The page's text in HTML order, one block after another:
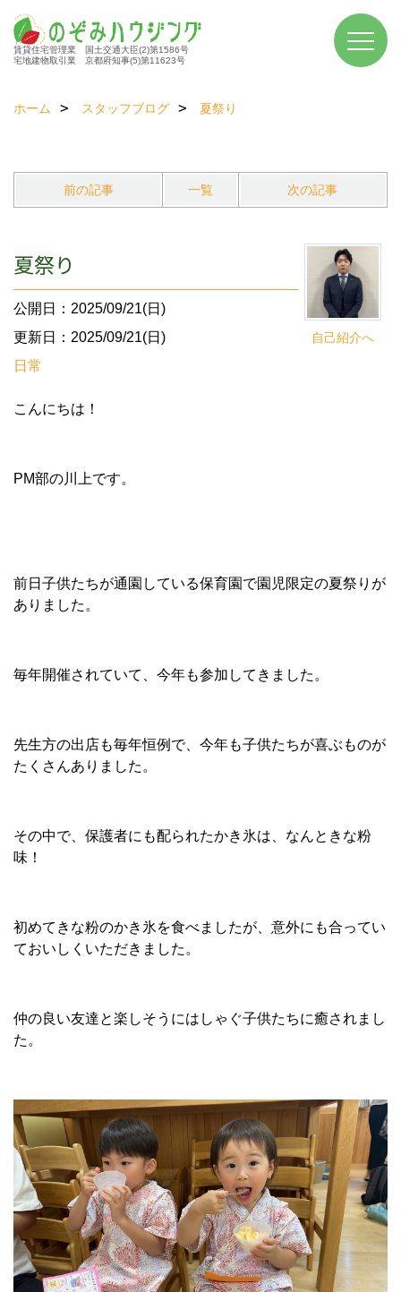
賃貸住宅管理業 国土交通大臣(2)第1586号
宅地建物取引業 京都府知事(5)第11623号
ホーム スタッフブログ 夏祭り
前の記事 一覧 次の記事
自己紹介へ
夏祭り
公開日：2025/09/21(日)
更新日：2025/09/21(日)
日常
こんにちは！
PM部の川上です。
前日子供たちが通園している保育園で園児限定の夏祭りが
ありました。
毎年開催されていて、今年も参加してきました。
先生方の出店も毎年恒例で、今年も子供たちが喜ぶものが
たくさんありました。
その中で、保護者にも配られたかき氷は、なんときな粉
味！
初めてきな粉のかき氷を食べましたが、意外にも合ってい
ておいしくいただきました。
仲の良い友達と楽しそうにはしゃぐ子供たちに癒されまし
た。